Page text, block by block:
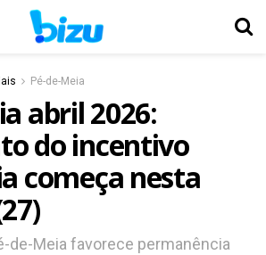
Pé-de-Meia
abril 2026:
do incentivo
começa nesta
de-Meia favorece permanência